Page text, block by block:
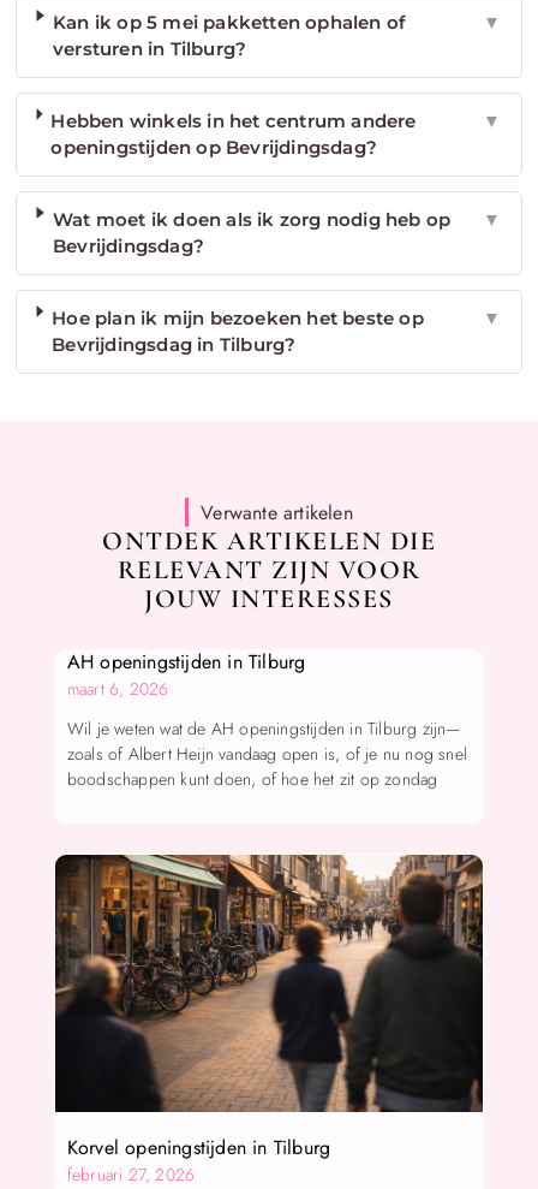
Kan ik op 5 mei pakketten ophalen of
versturen in Tilburg?
▼
Hebben winkels in het centrum andere
openingstijden op Bevrijdingsdag?
▼
Wat moet ik doen als ik zorg nodig heb op
Bevrijdingsdag?
▼
Hoe plan ik mijn bezoeken het beste op
Bevrijdingsdag in Tilburg?
▼
Verwante artikelen
ONTDEK ARTIKELEN DIE
RELEVANT ZIJN VOOR
JOUW INTERESSES
AH openingstijden in Tilburg
maart 6, 2026
Wil je weten wat de AH openingstijden in Tilburg zijn—
zoals of Albert Heijn vandaag open is, of je nu nog snel
boodschappen kunt doen, of hoe het zit op zondag
Korvel openingstijden in Tilburg
februari 27, 2026